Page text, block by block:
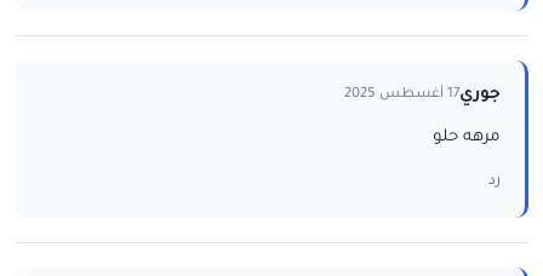
جوري17 أغسطس 2025
مرهه حلو
رد